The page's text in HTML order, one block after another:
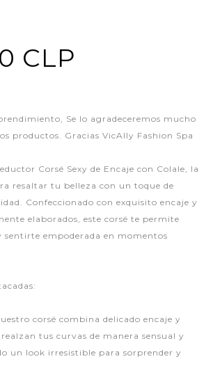
CLP
Se lo agradeceremos mucho
productos. Gracias VicAlly Fashion Spa
Corsé Sexy de Encaje con Colale, la
resaltar tu belleza con un toque de
Confeccionado con exquisito encaje y
elaborados, este corsé te permite
sentirte empoderada en momentos
corsé combina delicado encaje y
tus curvas de manera sensual y
un look irresistible para sorprender y